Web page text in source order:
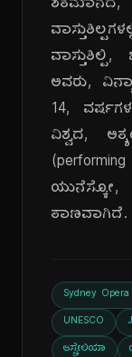
ಶತಮಾನದ,
ಅವರು,
14,
ವಿಶ್ವದ,
ಯುನೆಸ್ಕೋ,
ತಾಣವಾಗಿದೆ.
Sydney Opera
UNESCO
ಆಸ್ಟ್ರೇಲಿಯಾ